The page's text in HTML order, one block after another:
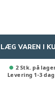
LÆG VAREN I
2 Stk. på
Levering 1-3